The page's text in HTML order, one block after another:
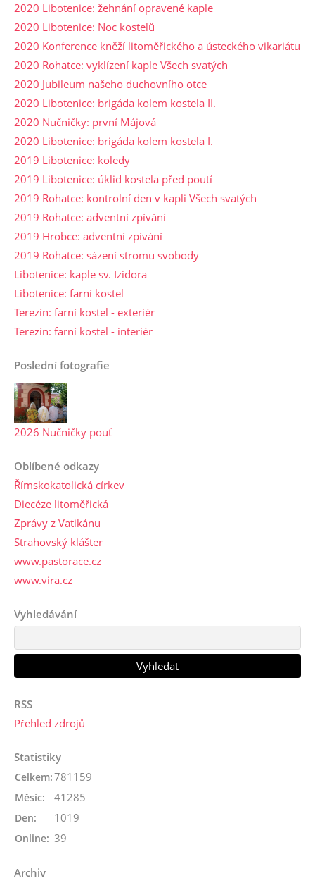
2020 Libotenice: žehnání opravené kaple
2020 Libotenice: Noc kostelů
2020 Konference kněží litoměřického a ústeckého vikariátu
2020 Rohatce: vyklízení kaple Všech svatých
2020 Jubileum našeho duchovního otce
2020 Libotenice: brigáda kolem kostela II.
2020 Nučničky: první Májová
2020 Libotenice: brigáda kolem kostela I.
2019 Libotenice: koledy
2019 Libotenice: úklid kostela před poutí
2019 Rohatce: kontrolní den v kapli Všech svatých
2019 Rohatce: adventní zpívání
2019 Hrobce: adventní zpívání
2019 Rohatce: sázení stromu svobody
Libotenice: kaple sv. Izidora
Libotenice: farní kostel
Terezín: farní kostel - exteriér
Terezín: farní kostel - interiér
Poslední fotografie
2026 Nučničky pouť
Oblíbené odkazy
Římskokatolická církev
Diecéze litoměřická
Zprávy z Vatikánu
Strahovský klášter
www.pastorace.cz
www.vira.cz
Vyhledávání
RSS
Přehled zdrojů
Statistiky
Online: 39
Celkem:781159
Měsíc: 41285
Den: 1019
Archiv